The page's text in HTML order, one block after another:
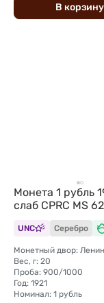
В корзину
Монета 1 рубль
слаб CPRC MS 62
UNC Серебро
Вес, г: 20
Проба: 900/1000
Год: 1921
Номинал: 1 рубль